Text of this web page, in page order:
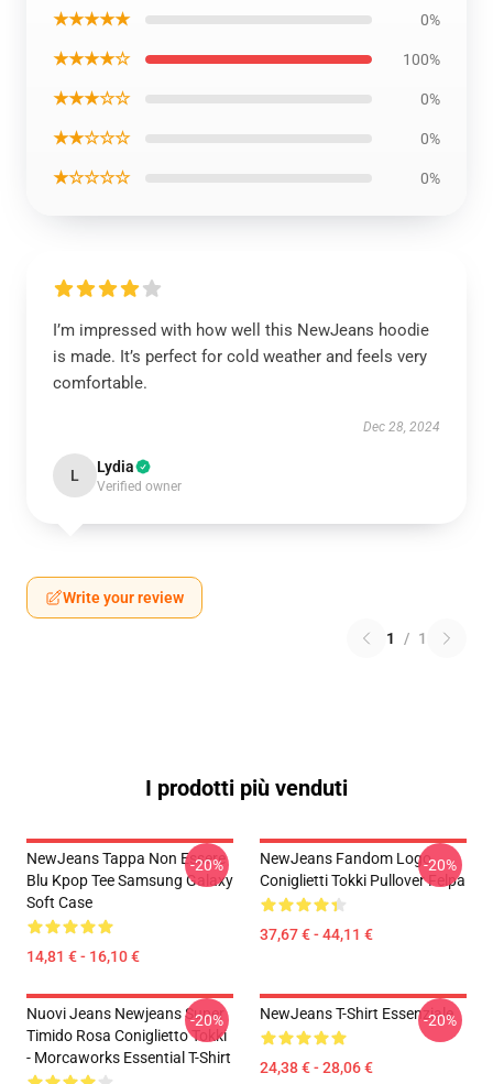
★★★★★ 0%
★★★★☆ 100%
★★★☆☆ 0%
★★☆☆☆ 0%
★☆☆☆☆ 0%
I’m impressed with how well this NewJeans hoodie
is made. It’s perfect for cold weather and feels very
comfortable.
Dec 28, 2024
L Lydia
Verified owner
Write your review
1 / 1
I prodotti più venduti
NewJeans Tappa Non Essere
Blu Kpop Tee Samsung Galaxy
Soft Case
14,81 € - 16,10 €
-20%
NewJeans Fandom Logo
Coniglietti Tokki Pullover Felpa
37,67 € - 44,11 €
-20%
Nuovi Jeans Newjeans Super
Timido Rosa Coniglietto Tokki
- Morcaworks Essential T-Shirt
-20% NewJeans T-Shirt Essenziale
24,38 € - 28,06 €
-20%